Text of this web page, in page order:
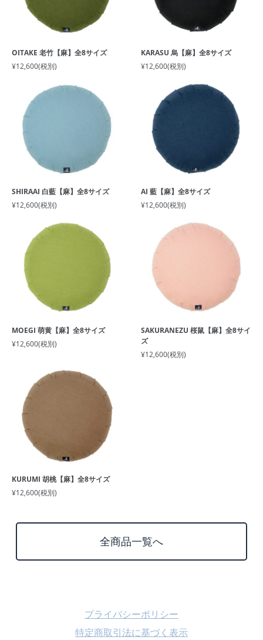
OITAKE 老竹【麻】全8サイズ
¥12,600(税別)
KARASU 烏【麻】全8サイズ
¥12,600(税別)
SHIRAAI 白藍【麻】全8サイズ
¥12,600(税別)
AI 藍【麻】全8サイズ
¥12,600(税別)
MOEGI 萌黄【麻】全8サイズ
¥12,600(税別)
SAKURANEZU 桜鼠【麻】全8サイ
ズ
¥12,600(税別)
KURUMI 胡桃【麻】全8サイズ
¥12,600(税別)
全商品一覧へ
プライバシーポリシー
特定商取引法に基づく表示